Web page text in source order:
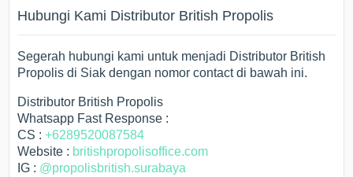
Hubungi Kami Distributor British Propolis
Segerah hubungi kami untuk menjadi Distributor British
Propolis di Siak dengan nomor contact di bawah ini.
Distributor British Propolis
Whatsapp Fast Response :
CS :+6289520087584
Website : britishpropolisoffice.com
IG : @propolisbritish.surabaya